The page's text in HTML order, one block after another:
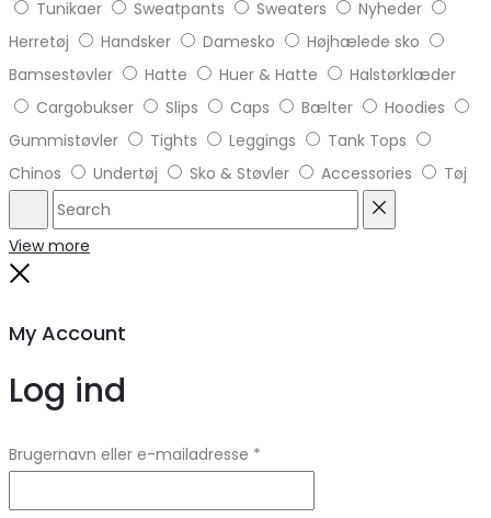
Tunikaer
Sweatpants Sweaters
Nyheder
Herretøj
Handsker Damesko
Højhælede sko
Bamsestøvler
Hatte Huer & Hatte
Halstørklæder
Cargobukser
Slips Caps Bælter
Hoodies
Gummistøvler
Tights Leggings
Tank Tops
Chinos
Undertøj Sko & Støvler Accessories Tøj
Search
View more
My Account
Log ind
Brugernavn eller e-mailadresse *